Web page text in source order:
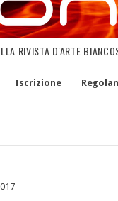
RIVISTA D'ARTE
Iscrizione